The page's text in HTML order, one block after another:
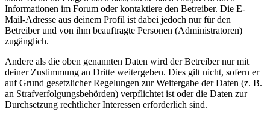
Informationen im Forum oder kontaktiere den Betreiber. Die E-
Mail-Adresse aus deinem Profil ist dabei jedoch nur für den
Betreiber und von ihm beauftragte Personen (Administratoren)
zugänglich.
Andere als die oben genannten Daten wird der Betreiber nur mit
deiner Zustimmung an Dritte weitergeben. Dies gilt nicht, sofern er
auf Grund gesetzlicher Regelungen zur Weitergabe der Daten (z. B.
an Strafverfolgungsbehörden) verpflichtet ist oder die Daten zur
Durchsetzung rechtlicher Interessen erforderlich sind.